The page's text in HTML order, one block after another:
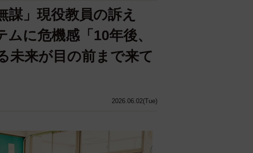
2026.06.02(Tue)
謀」現役教員の訴え
に危機感「10年後、
未来が目の前まで来て